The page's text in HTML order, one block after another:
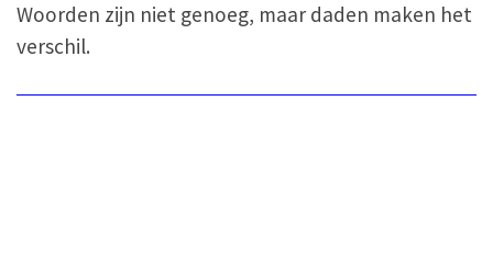
Woorden zijn niet genoeg, maar daden maken het
verschil.